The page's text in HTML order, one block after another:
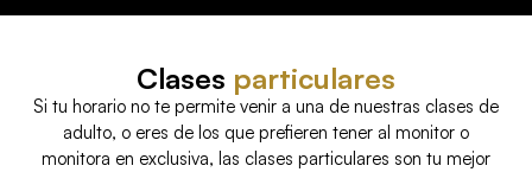
Clases particulares
Si tu horario no te permite venir a una de nuestras clases de
adulto, o eres de los que prefieren tener al monitor o
monitora en exclusiva, las clases particulares son tu mejor